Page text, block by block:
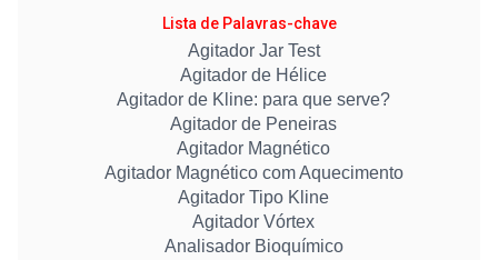
Lista de Palavras-chave
Agitador Jar Test
Agitador de Hélice
Agitador de Kline: para que serve?
Agitador de Peneiras
Agitador Magnético
Agitador Magnético com Aquecimento
Agitador Tipo Kline
Agitador Vórtex
Analisador Bioquímico